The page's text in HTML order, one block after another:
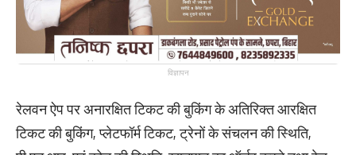
विज्ञापन
रेलवन ऐप पर अनारक्षित टिकट की बुकिंग के अतिरिक्त आरक्षित
टिकट की बुकिंग, प्लेटफॉर्म टिकट, ट्रेनों के संचलन की स्थिति,